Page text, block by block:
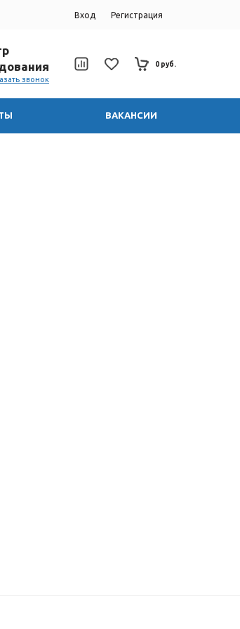
Вход Регистрация
звонок
0 руб.
ВАКАНСИИ